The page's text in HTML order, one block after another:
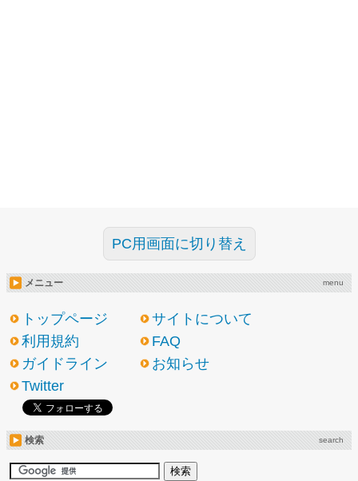
PC用画面に切り替え
メニュー menu
トップページ
サイトについて
利用規約
FAQ
ガイドライン
お知らせ
Twitter
検索 search